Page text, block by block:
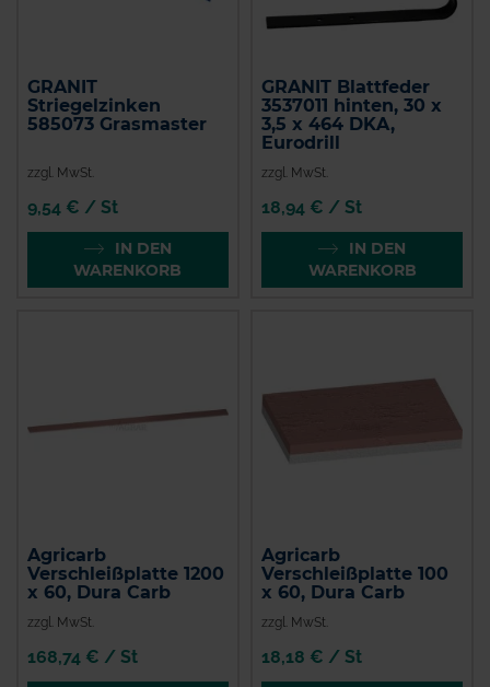
GRANIT
Striegelzinken
585073 Grasmaster
zzgl. MwSt.
9,54 € / St
IN DEN
WARENKORB
GRANIT Blattfeder
3537011 hinten, 30 x
3,5 x 464 DKA,
Eurodrill
zzgl. MwSt.
18,94 € / St
IN DEN
WARENKORB
Agricarb
Verschleißplatte 1200
x 60, Dura Carb
zzgl. MwSt.
168,74 € / St
Agricarb
Verschleißplatte 100
x 60, Dura Carb
zzgl. MwSt.
18,18 € / St